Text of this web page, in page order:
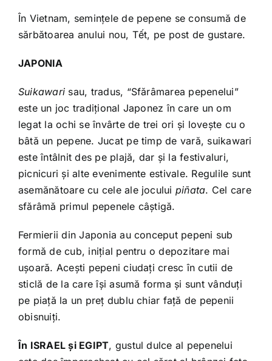
În Vietnam, semințele de pepene se consumă de
sărbătoarea anului nou, Tết, pe post de gustare.
JAPONIA
Suikawari sau, tradus, “Sfărâmarea pepenelui”
este un joc tradițional Japonez în care un om
legat la ochi se învârte de trei ori și lovește cu o
bâtă un pepene. Jucat pe timp de vară, suikawari
este întâlnit des pe plajă, dar și la festivaluri,
picnicuri și alte evenimente estivale. Regulile sunt
asemănătoare cu cele ale jocului piñata. Cel care
sfărâmă primul pepenele câștigă.
Fermierii din Japonia au conceput pepeni sub
formă de cub, inițial pentru o depozitare mai
ușoară. Acești pepeni ciudați cresc în cutii de
sticlă de la care își asumă forma și sunt vânduți
pe piață la un preț dublu chiar față de pepenii
obisnuiți.
În ISRAEL și EGIPT, gustul dulce al pepenelui